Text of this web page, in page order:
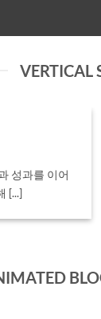
VERTICAL
성과를 이어
[...]